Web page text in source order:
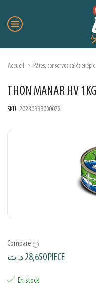
Accueil Pâtes, conserves salés et
THON MANAR HV 1KG
SKU: 20230999000072
Compare
28,650د.ت PIECE
En stock